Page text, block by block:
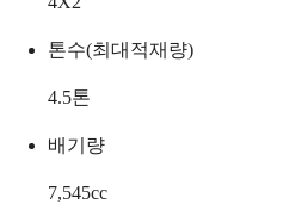
톤수(최대적재량)
4.5톤
배기량
7,545cc